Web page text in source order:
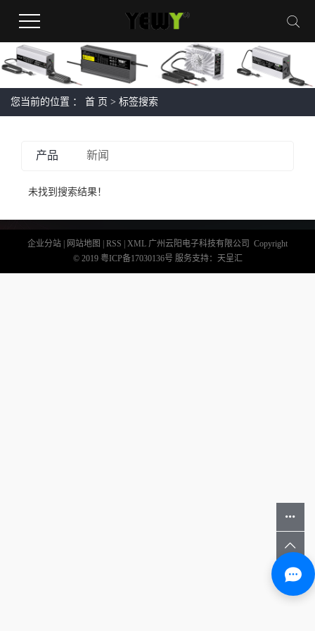
您当前的位置 ： 首 页 > 标签搜索
产品 新闻
未找到搜索结果！
企业分站 网站地图 RSS XML 广州云阳电子科技有限公司 Copyright
© 2019 粤ICP备17030136号 服务支持： 天呈汇